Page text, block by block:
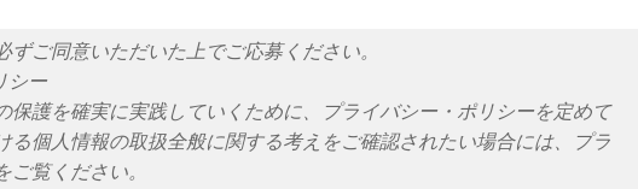
ずご同意いただいた上でご応募ください。
シー
保護を確実に実践していくために、プライバシー・ポリシーを定めて
る個人情報の取扱全般に関する考えをご確認されたい場合には、プラ
ご覧ください。